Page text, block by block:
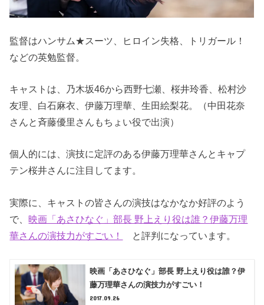
監督はハンサム★スーツ、ヒロイン失格、トリガール！
などの英勉監督。
キャストは、乃木坂46から西野七瀬、桜井玲香、松村沙
友理、白石麻衣、伊藤万理華、生田絵梨花。（中田花奈
さんと斉藤優里さんもちょい役で出演）
個人的には、演技に定評のある伊藤万理華さんとキャプ
テン桜井さんに注目してます。
実際に、キャストの皆さんの演技はなかなか好評のよう
で、映画「あさひなぐ」部長 野上えり役は誰？伊藤万理
華さんの演技力がすごい！
と評判になっています。
映画「あさひなぐ」部長 野上えり役は誰？伊
藤万理華さんの演技力がすごい！
2017.09.26